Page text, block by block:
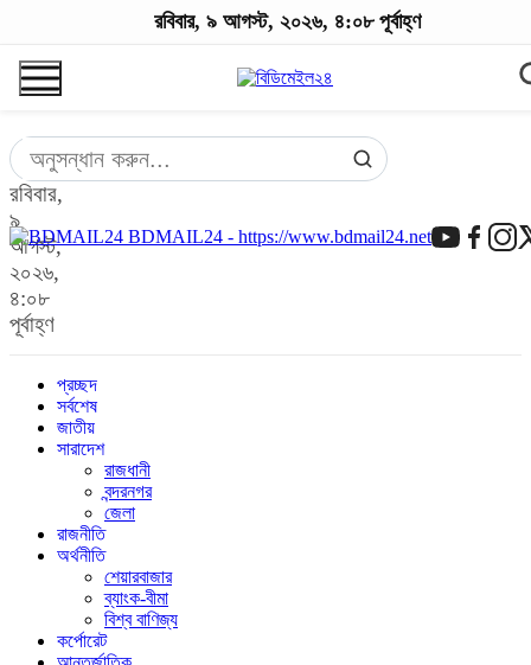
রবিবার,
৯
আগস্ট,
২০২৬,
৪:০৮
পূর্বাহ্ণ
BDMAIL24 - https://www.bdmail24.net
প্রচ্ছদ
সর্বশেষ
জাতীয়
সারাদেশ
রাজধানী
বন্দরনগর
জেলা
রাজনীতি
অর্থনীতি
শেয়ারবাজার
ব্যাংক-বীমা
বিশ্ব বাণিজ্য
কর্পোরেট
রবিবার, ৯ আগস্ট, ২০২৬, ৪:০৮ পূর্বাহ্ণ